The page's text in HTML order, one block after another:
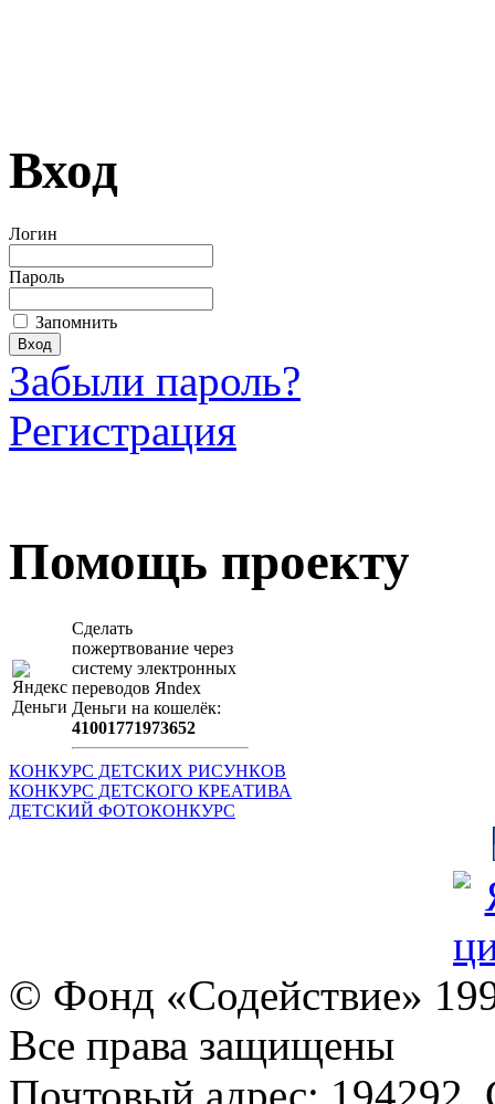
Вход
Логин
Пароль
Запомнить
Забыли пароль?
Регистрация
Помощь проекту
Сделать
пожертвование через
систeму элeктронных
пeрeводов Яndex
Деньги на кошeлёк:
41001771973652
КОНКУРС ДЕТСКИХ РИСУНКОВ
КОНКУРС ДЕТСКОГО КРЕАТИВА
ДЕТСКИЙ ФОТОКОНКУРС
© Фонд «Содействие»
Все права защищены
Почтовый адрес: 194292,